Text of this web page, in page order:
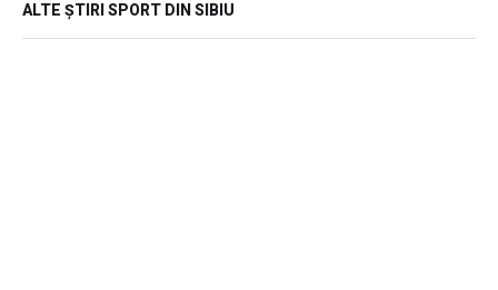
ALTE ȘTIRI SPORT DIN SIBIU